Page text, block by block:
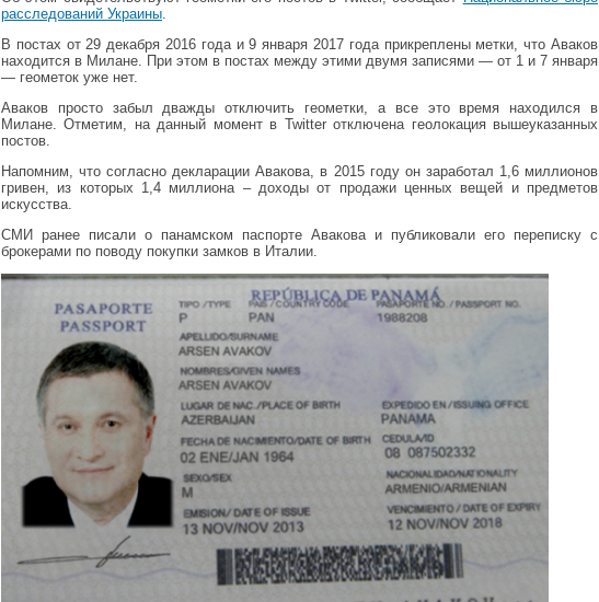
расследований Украины.
В постах от 29 декабря 2016 года и 9 января 2017 года прикреплены метки, что Аваков
находится в Милане. При этом в постах между этими двумя записями — от 1 и 7 января
— геометок уже нет.
Аваков просто забыл дважды отключить геометки, а все это время находился в
Милане. Отметим, на данный момент в Twitter отключена геолокация вышеуказанных
постов.
Напомним, что согласно декларации Авакова, в 2015 году он заработал 1,6 миллионов
гривен, из которых 1,4 миллиона – доходы от продажи ценных вещей и предметов
искусства.
СМИ ранее писали о панамском паспорте Авакова и публиковали его переписку с
брокерами по поводу покупки замков в Италии.